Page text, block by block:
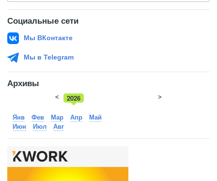
Социальные сети
Мы ВКонтакте
Мы в Telegram
Архивы
2026
2025
< >
Янв Фев Мар Апр
Май
Июн
Июл Авг